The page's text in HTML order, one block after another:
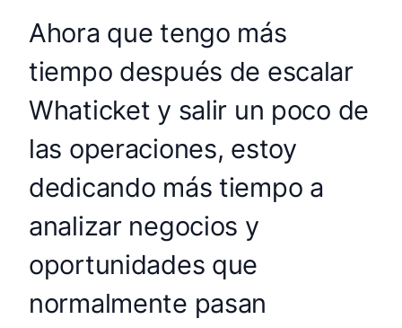
Ahora que tengo más
tiempo después de escalar
Whaticket y salir un poco de
las operaciones, estoy
dedicando más tiempo a
analizar negocios y
oportunidades que
normalmente pasan